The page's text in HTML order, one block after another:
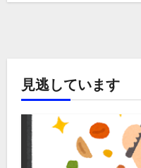
見逃しています